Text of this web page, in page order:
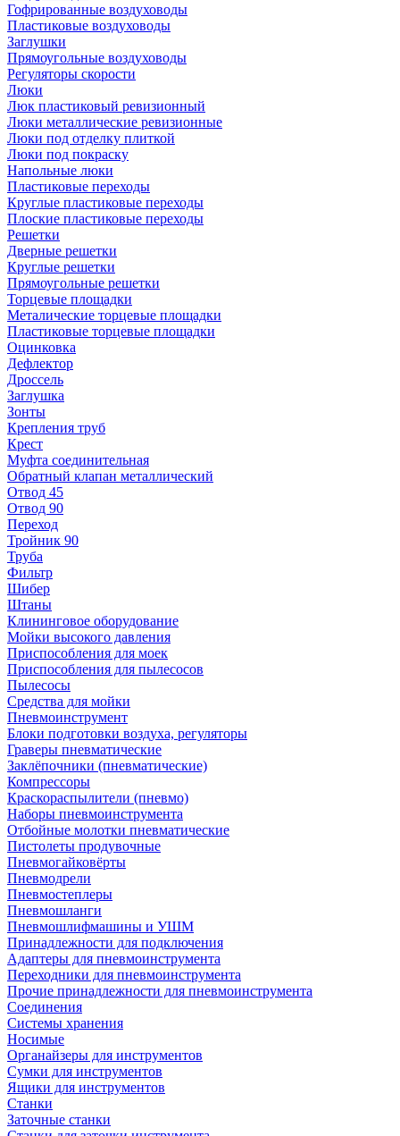
Гофрированные воздуховоды
Пластиковые воздуховоды
Заглушки
Прямоугольные воздуховоды
Регуляторы скорости
Люки
Люк пластиковый ревизионный
Люки металлические ревизионные
Люки под отделку плиткой
Люки под покраску
Напольные люки
Пластиковые переходы
Круглые пластиковые переходы
Плоские пластиковые переходы
Решетки
Дверные решетки
Круглые решетки
Прямоугольные решетки
Торцевые площадки
Металические торцевые площадки
Пластиковые торцевые площадки
Оцинковка
Дефлектор
Дроссель
Заглушка
Зонты
Крепления труб
Крест
Муфта соединительная
Обратный клапан металлический
Отвод 45
Отвод 90
Переход
Тройник 90
Труба
Фильтр
Шибер
Штаны
Клининговое оборудование
Мойки высокого давления
Приспособления для моек
Приспособления для пылесосов
Пылесосы
Средства для мойки
Пневмоинструмент
Блоки подготовки воздуха, регуляторы
Граверы пневматические
Заклёпочники (пневматические)
Компрессоры
Краскораспылители (пневмо)
Наборы пневмоинструмента
Отбойные молотки пневматические
Пистолеты продувочные
Пневмогайковёрты
Пневмодрели
Пневмостеплеры
Пневмошланги
Пневмошлифмашины и УШМ
Принадлежности для подключения
Адаптеры для пневмоинструмента
Переходники для пневмоинструмента
Прочие принадлежности для пневмоинструмента
Соединения
Системы хранения
Носимые
Органайзеры для инструментов
Сумки для инструментов
Ящики для инструментов
Станки
Заточные станки